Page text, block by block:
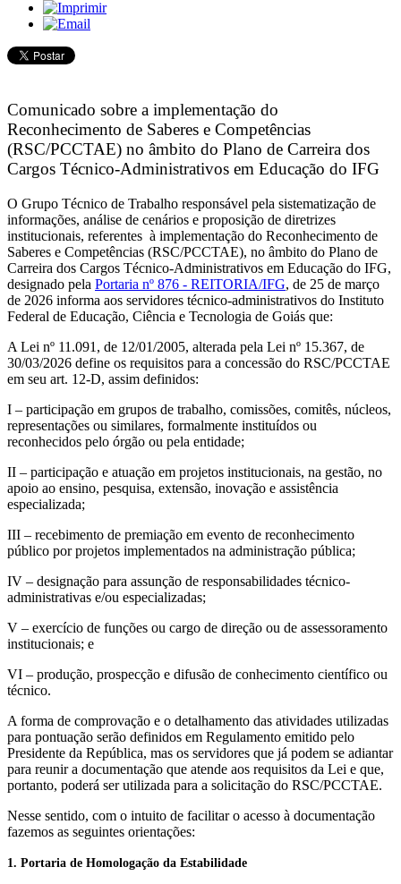
Comunicado sobre a implementação do
Reconhecimento de Saberes e Competências
(RSC/PCCTAE) no âmbito do Plano de Carreira dos
Cargos Técnico-Administrativos em Educação do IFG
O Grupo Técnico de Trabalho responsável pela sistematização de
informações, análise de cenários e proposição de diretrizes
institucionais, referentes à implementação do Reconhecimento de
Saberes e Competências (RSC/PCCTAE), no âmbito do Plano de
Carreira dos Cargos Técnico-Administrativos em Educação do IFG,
designado pela Portaria nº 876 - REITORIA/IFG, de 25 de março
de 2026 informa aos servidores técnico-administrativos do Instituto
Federal de Educação, Ciência e Tecnologia de Goiás que:
A Lei nº 11.091, de 12/01/2005, alterada pela Lei nº 15.367, de
30/03/2026 define os requisitos para a concessão do RSC/PCCTAE
em seu art. 12-D, assim definidos:
I – participação em grupos de trabalho, comissões, comitês, núcleos,
representações ou similares, formalmente instituídos ou
reconhecidos pelo órgão ou pela entidade;
II – participação e atuação em projetos institucionais, na gestão, no
apoio ao ensino, pesquisa, extensão, inovação e assistência
especializada;
III – recebimento de premiação em evento de reconhecimento
público por projetos implementados na administração pública;
IV – designação para assunção de responsabilidades técnico-
administrativas e/ou especializadas;
V – exercício de funções ou cargo de direção ou de assessoramento
institucionais; e
VI – produção, prospecção e difusão de conhecimento científico ou
técnico.
A forma de comprovação e o detalhamento das atividades utilizadas
para pontuação serão definidos em Regulamento emitido pelo
Presidente da República, mas os servidores que já podem se adiantar
para reunir a documentação que atende aos requisitos da Lei e que,
portanto, poderá ser utilizada para a solicitação do RSC/PCCTAE.
Nesse sentido, com o intuito de facilitar o acesso à documentação
fazemos as seguintes orientações:
1. Portaria de Homologação da Estabilidade